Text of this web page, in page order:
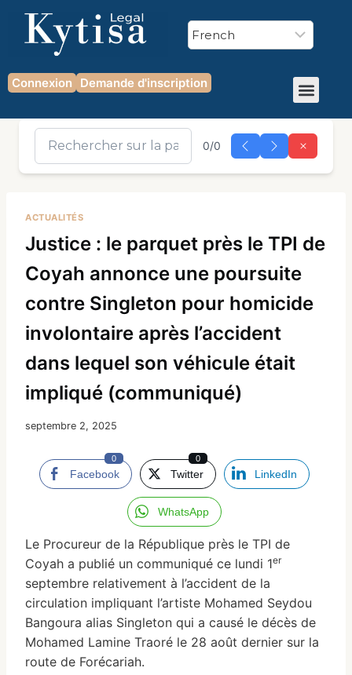
Connexion Demande d'inscription
0/0
ACTUALITÉS
Justice : le parquet près le TPI de
Coyah annonce une poursuite
contre Singleton pour homicide
involontaire après l’accident
dans lequel son véhicule était
impliqué (communiqué)
septembre 2, 2025
Facebook
0
Twitter
0
LinkedIn
WhatsApp
Le Procureur de la République près le TPI de
Coyah a publié un communiqué ce lundi 1er
septembre relativement à l’accident de la
circulation impliquant l’artiste Mohamed Seydou
Bangoura alias Singleton qui a causé le décès de
Mohamed Lamine Traoré le 28 août dernier sur la
route de Forécariah.